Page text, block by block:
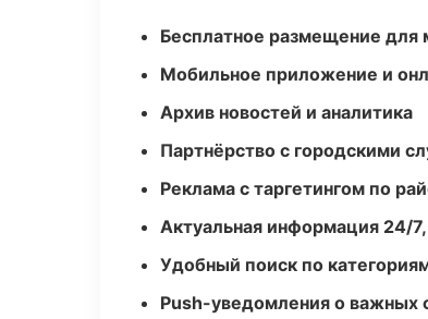
Бесплатное размещение для
Мобильное приложение и
Архив новостей и аналитика
Партнёрство с городскими
Реклама с таргетингом по
Актуальная информация 24/
Удобный поиск по
Push-уведомления о важных